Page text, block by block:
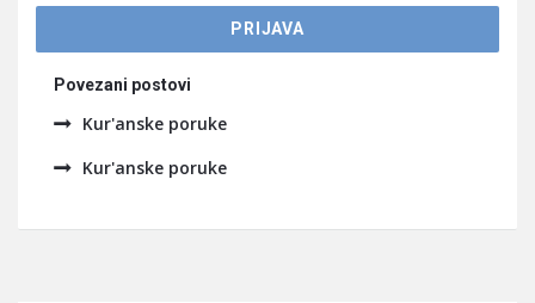
Povezani postovi
Kur'anske poruke
Kur'anske poruke